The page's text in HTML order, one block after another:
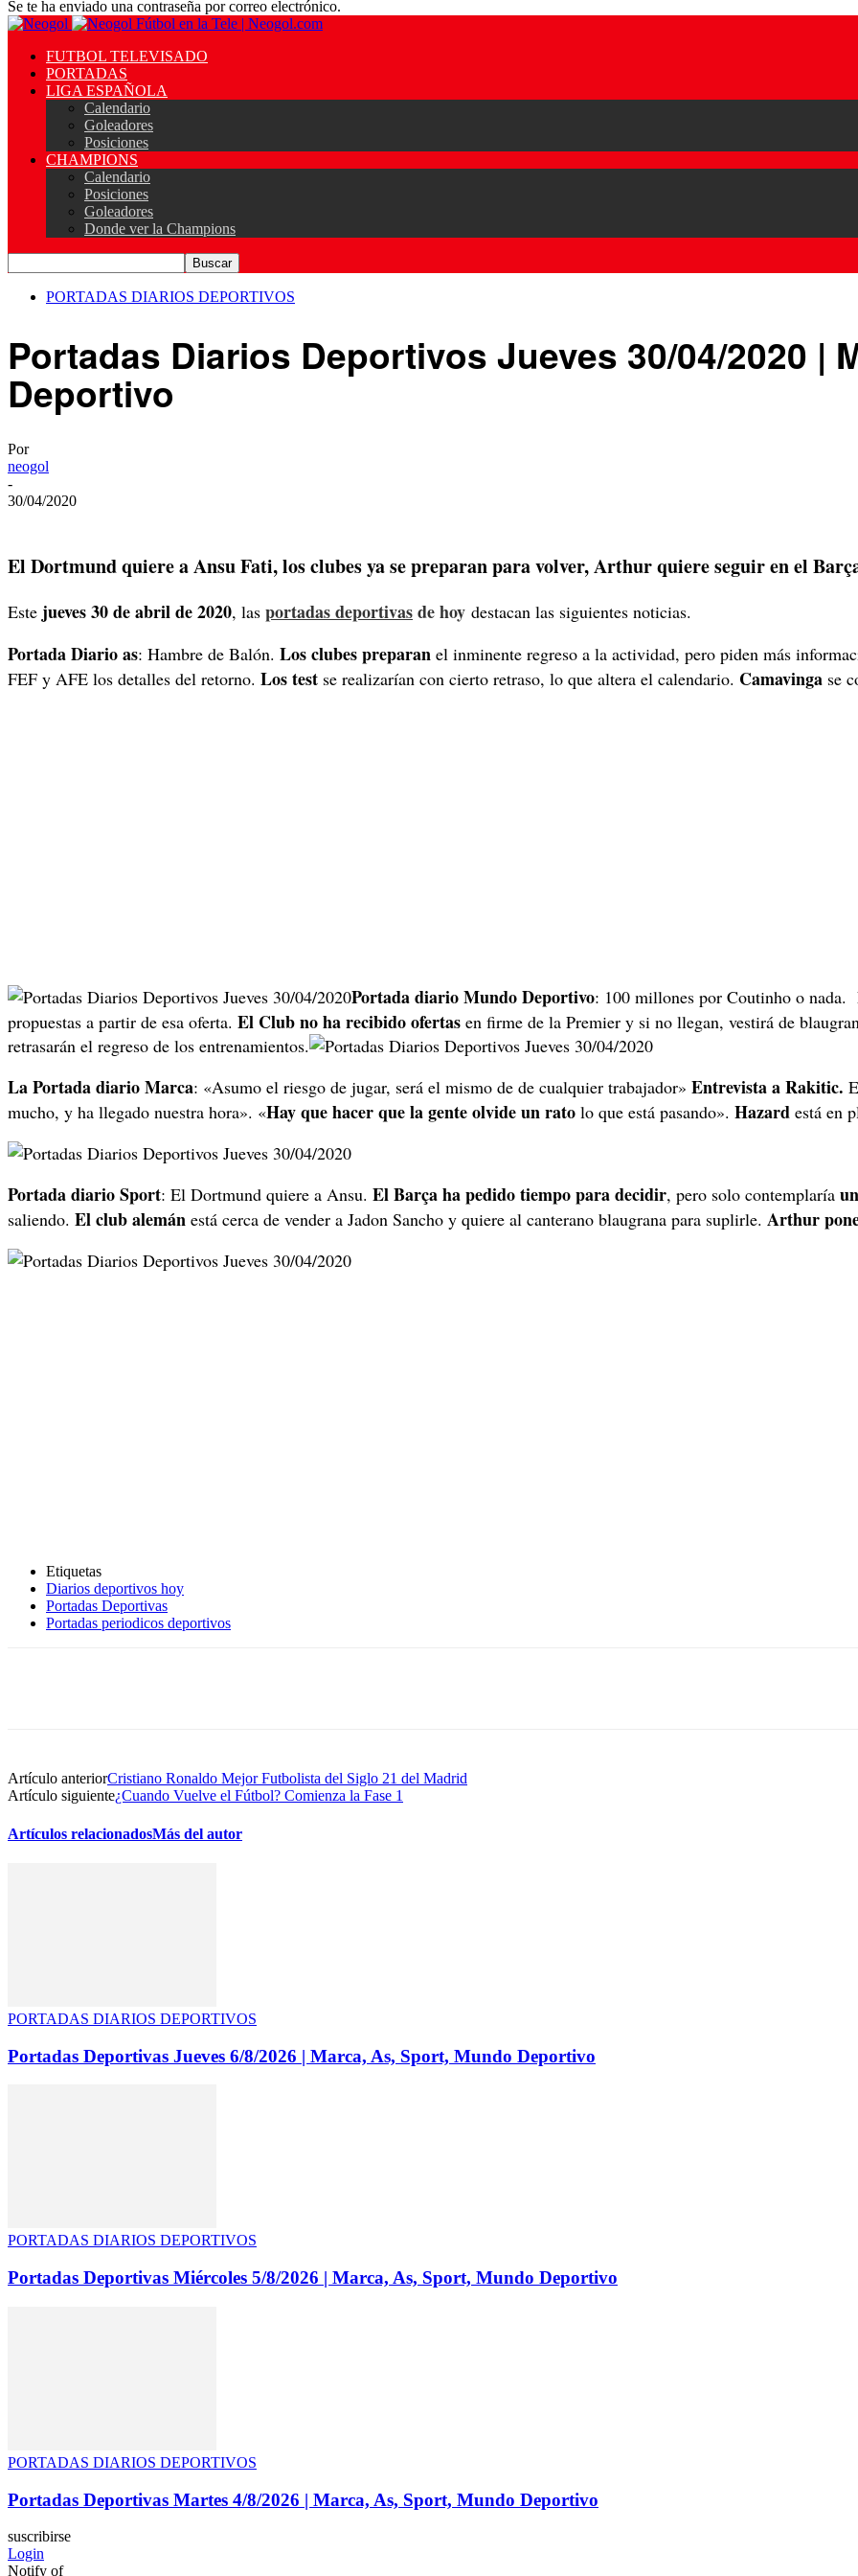
Se te ha enviado una contraseña por correo electrónico.
Fútbol en la Tele | Neogol.com
FUTBOL TELEVISADO
PORTADAS
LIGA ESPAÑOLA
Calendario
Goleadores
Posiciones
CHAMPIONS
Calendario
Posiciones
Goleadores
Donde ver la Champions
PORTADAS DIARIOS DEPORTIVOS
Portadas Diarios Deportivos Jueves 30/04/2020 |
Deportivo
Por
neogol
-
30/04/2020
El Dortmund quiere a Ansu Fati, los clubes ya se preparan para volver, Arthur quiere seguir en el
Este jueves 30 de abril de 2020, las portadas deportivasde hoy destacan las siguientes noticias.
Portada Diario as: Hambre de Balón. Los clubes preparan el inminente regreso a la actividad, pero piden más
FEF y AFE los detalles del retorno. Los test se realizarían con cierto retraso, lo que altera el calendario. Camavinga se
Portada diario Mundo Deportivo: 100 millones por Coutinho o nada.
propuestas a partir de esa oferta. El Club no ha recibido ofertas en firme de la Premier y si no llegan, vestirá de
retrasarán el regreso de los entrenamientos.
La Portada diario Marca: «Asumo el riesgo de jugar, será el mismo de de cualquier trabajador» Entrevista a Rakitic.
mucho, y ha llegado nuestra hora». «Hay que hacer que la gente olvide un rato lo que está pasando». Hazard está en
Portada diario Sport: El Dortmund quiere a Ansu. El Barça ha pedido tiempo para decidir, pero solo contemplaría
saliendo. El club alemán está cerca de vender a Jadon Sancho y quiere al canterano blaugrana para suplirle. Arthur
Etiquetas
Diarios deportivos hoy
Portadas Deportivas
Portadas periodicos deportivos
Artículo anteriorCristiano Ronaldo Mejor Futbolista del Siglo 21 del Madrid
Artículo siguiente¿Cuando Vuelve el Fútbol? Comienza la Fase 1
Artículos relacionadosMás del autor
PORTADAS DIARIOS DEPORTIVOS
Portadas Deportivas Jueves 6/8/2026 | Marca, As, Sport, Mundo Deportivo
PORTADAS DIARIOS DEPORTIVOS
Portadas Deportivas Miércoles 5/8/2026 | Marca, As, Sport, Mundo Deportivo
PORTADAS DIARIOS DEPORTIVOS
Portadas Deportivas Martes 4/8/2026 | Marca, As, Sport, Mundo Deportivo
suscribirse
Login
Notify of